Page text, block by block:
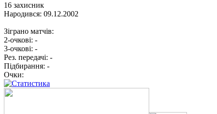
16 захисник
Народився: 09.12.2002
Зіграно матчів:
2-очкові: -
3-очкові: -
Рез. передачі: -
Підбирання: -
Очки: